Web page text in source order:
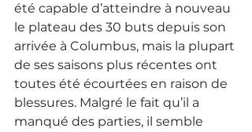
été capable d’atteindre à nouveau
le plateau des 30 buts depuis son
arrivée à Columbus, mais la plupart
de ses saisons plus récentes ont
toutes été écourtées en raison de
blessures. Malgré le fait qu’il a
manqué des parties, il semble